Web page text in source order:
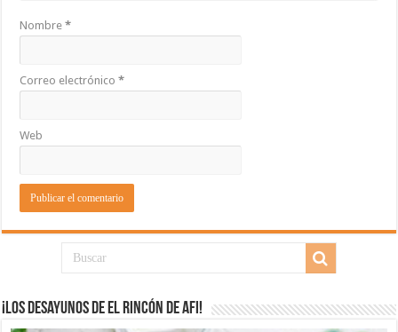
Nombre*
Correo electrónico*
Web
¡Los desayunos de El Rincón de Afi!